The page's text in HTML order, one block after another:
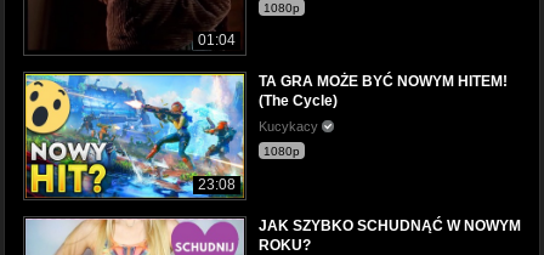
01:04
1080p
23:08
TA GRA MOŻE BYĆ NOWYM HITEM!
(The Cycle)
Kucykacy
1080p
JAK SZYBKO SCHUDNĄĆ W NOWYM
ROKU?